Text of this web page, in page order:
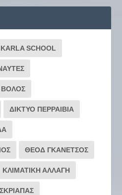
KARLA SCHOOL
ΒΟΛΟΣ
ΔΙΚΤΥΟ ΠΕΡΡΑΙΒΙΑ
ΘΕΟΔ ΓΚΑΝΕΤΣΟΣ
ΚΛΙΜΑΤΙΚΗ ΑΛΛΑΓΗ